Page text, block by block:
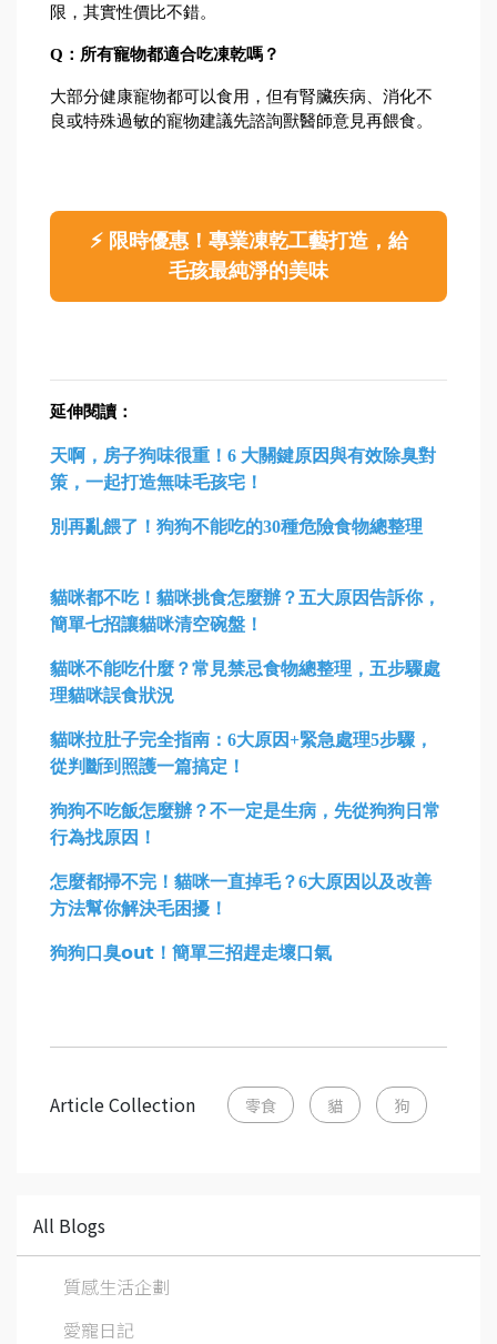
限，其實性價比不錯。
Q：所有寵物都適合吃凍乾嗎？
大部分健康寵物都可以食用，但有腎臟疾病、消化不
良或特殊過敏的寵物建議先諮詢獸醫師意見再餵食。
⚡ 限時優惠！專業凍乾工藝打造，給
毛孩最純淨的美味
延伸閱讀：
天啊，房子狗味很重！6 大關鍵原因與有效除臭對
策，一起打造無味毛孩宅 ！
別再亂餵了！狗狗不能吃的30種危險食物總整理
貓咪都不吃！貓咪挑食怎麼辦？五大原因告訴你，
簡單七招讓貓咪清空碗盤！
貓咪不能吃什麼？常見禁忌食物總整理，五步驟處
理貓咪誤食狀況
貓咪拉肚子完全指南：6大原因+緊急處理5步驟，
從判斷到照護一篇搞定！
狗狗不吃飯怎麼辦？不一定是生病，先從狗狗日常
行為找原因！
怎麼都掃不完！貓咪一直掉毛？6大原因以及改善
方法幫你解決毛困擾！
狗狗口臭𝗼𝘂𝘁！簡單三招趕走壞口氣
Article Collection 零食 貓 狗
All Blogs
質感生活企劃
愛寵日記